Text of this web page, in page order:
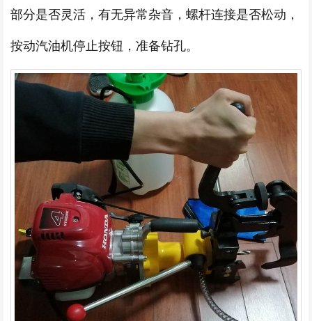
部分是否灵活，有无异常杂音，螺杆连接是否松动，
按动汽油机停止按钮，准备钻孔。